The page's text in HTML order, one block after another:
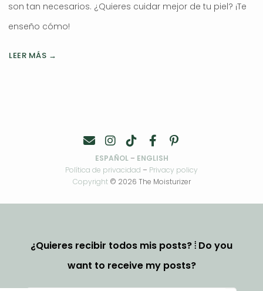
son tan necesarios. ¿Quieres cuidar mejor de tu piel? ¡Te
enseño cómo!
LEER MÁS →
ESPAÑOL– ENGLISH
Política de privacidad – Privacy policy
Copyright© 2026 The Moisturizer
¿Quieres recibir todos mis posts? ⦙ Do you
want to receive my posts?